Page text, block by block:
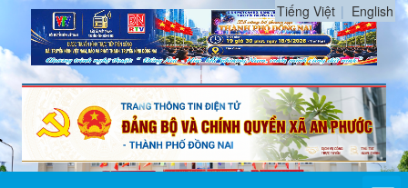
Tiếng Việt English